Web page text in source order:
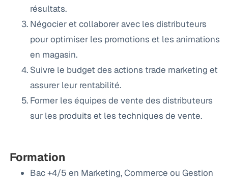
résultats.
Négocier et collaborer avec les distributeurs
pour optimiser les promotions et les animations
en magasin.
Suivre le budget des actions trade marketing et
assurer leur rentabilité.
Former les équipes de vente des distributeurs
sur les produits et les techniques de vente.
Formation
Bac +4/5 en Marketing, Commerce ou Gestion